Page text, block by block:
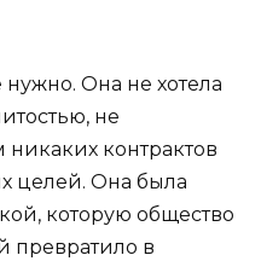
Она не хотела
не
контрактов
целей. Она была
которую общество
превратило в